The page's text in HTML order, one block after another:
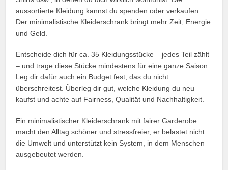
aussortierte Kleidung kannst du spenden oder verkaufen.
Der minimalistische Kleiderschrank bringt mehr Zeit, Energie
und Geld.
Entscheide dich für ca. 35 Kleidungsstücke – jedes Teil zählt
– und trage diese Stücke mindestens für eine ganze Saison.
Leg dir dafür auch ein Budget fest, das du nicht
überschreitest. Überleg dir gut, welche Kleidung du neu
kaufst und achte auf Fairness, Qualität und Nachhaltigkeit.
Ein minimalistischer Kleiderschrank mit fairer Garderobe
macht den Alltag schöner und stressfreier, er belastet nicht
die Umwelt und unterstützt kein System, in dem Menschen
ausgebeutet werden.